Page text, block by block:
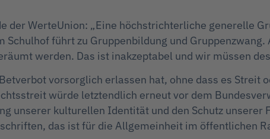
WerteUnion: „Eine höchstrichterliche generelle
führt zu Gruppenbildung und
werden. Das ist inakzeptabel und wir müssen
vorsorglich erlassen hat, ohne dass es Streit
würde letztendlich erneut vor dem
unserer kulturellen Identität und den Schutz
das ist für die Allgemeinheit im öffentlichen